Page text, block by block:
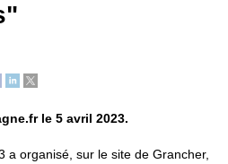
le 5 avril 2023.
a organisé, sur le site de Grancher,